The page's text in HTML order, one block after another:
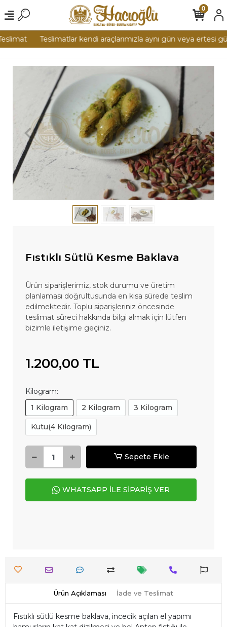
Teslimatlar kendi araçlarımızla aynı gün veya ertesi
0
Fıstıklı Sütlü Kesme Baklava
Ürün siparişlerimiz, stok durumu ve üretim
planlaması doğrultusunda en kısa sürede teslim
edilmektedir. Toplu siparişleriniz öncesinde
teslimat süreci hakkında bilgi almak için lütfen
bizimle iletişime geçiniz.
1.200,00 TL
Kilogram:
1 Kilogram
2 Kilogram 3 Kilogram
Kutu(4 Kilogram)
Sepete Ekle
WHATSAPP İLE SİPARİŞ VER
Ürün Açıklaması İade ve Teslimat
Fıstıklı sütlü kesme baklava, incecik açılan el yapımı